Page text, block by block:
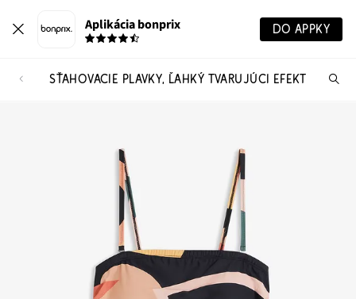
Aplikácia bonprix DO APPKY
SŤAHOVACIE PLAVKY, ĽAHKÝ TVARUJÚCI EFEKT